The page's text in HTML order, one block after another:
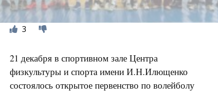
3
21 декабря в спортивном зале Центра
физкультуры и спорта имени И.Н.Илющенко
состоялось открытое первенство по волейболу